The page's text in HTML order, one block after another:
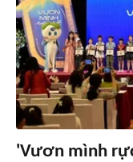
'Vươn mình